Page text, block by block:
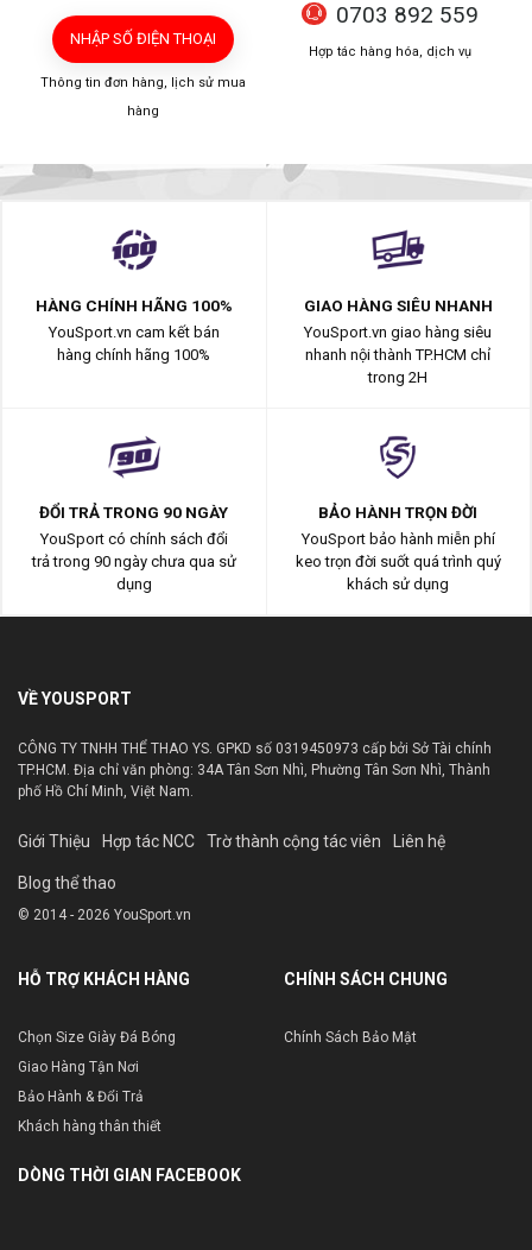
NHẬP SỐ ĐIỆN THOẠI
Thông tin đơn hàng, lịch sử mua
hàng
0703 892 559
Hợp tác hàng hóa, dịch vụ
HÀNG CHÍNH HÃNG 100%
YouSport.vn cam kết bán
hàng chính hãng 100%
GIAO HÀNG SIÊU NHANH
YouSport.vn giao hàng siêu
nhanh nội thành TP.HCM chỉ
trong 2H
ĐỔI TRẢ TRONG 90 NGÀY
YouSport có chính sách đổi
trả trong 90 ngày chưa qua sử
dụng
BẢO HÀNH TRỌN ĐỜI
YouSport bảo hành miễn phí
keo trọn đời suốt quá trình quý
khách sử dụng
VỀ YOUSPORT
CÔNG TY TNHH THỂ THAO YS. GPKD số 0319450973 cấp bởi Sở Tài chính
TP.HCM. Địa chỉ văn phòng: 34A Tân Sơn Nhì, Phường Tân Sơn Nhì, Thành
phố Hồ Chí Minh, Việt Nam.
Giới Thiệu Hợp tác NCC Trờ thành cộng tác viên Liên hệ
Blog thể thao
© 2014 - 2026 YouSport.vn
HỖ TRỢ KHÁCH HÀNG
Chọn Size Giày Đá Bóng
Giao Hàng Tận Nơi
Bảo Hành & Đổi Trả
Khách hàng thân thiết
CHÍNH SÁCH CHUNG
Chính Sách Bảo Mật
DÒNG THỜI GIAN FACEBOOK